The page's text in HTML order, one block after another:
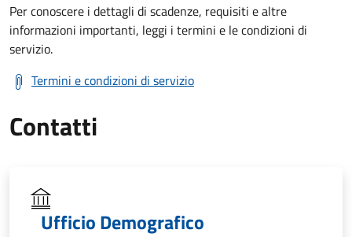
Per conoscere i dettagli di scadenze, requisiti e altre
informazioni importanti, leggi i termini e le condizioni di
servizio.
Termini e condizioni di servizio
Contatti
Ufficio Demografico